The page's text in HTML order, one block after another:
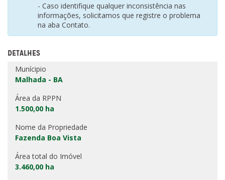
- Caso identifique qualquer inconsistência nas
informações, solicitamos que registre o problema
na aba Contato.
DETALHES
Munícipio
Malhada - BA
Área da RPPN
1.500,00 ha
Nome da Propriedade
Fazenda Boa Vista
Área total do Imóvel
3.460,00 ha